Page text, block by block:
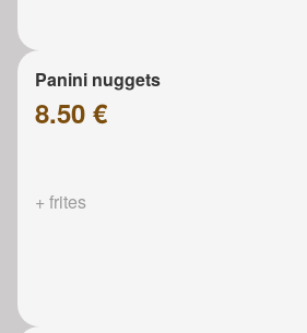
Panini nuggets
8.50 €
+ frites